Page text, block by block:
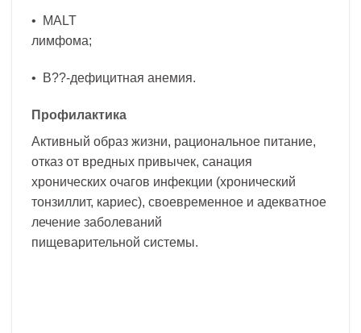
• MALT
лимфома;
• B??-дефицитная анемия.
Профилактика
Активный образ жизни, рациональное питание,
отказ от вредных привычек, санация
хронических очагов инфекции (хронический
тонзиллит, кариес), своевременное и адекватное
лечение заболеваний
пищеварительной системы.